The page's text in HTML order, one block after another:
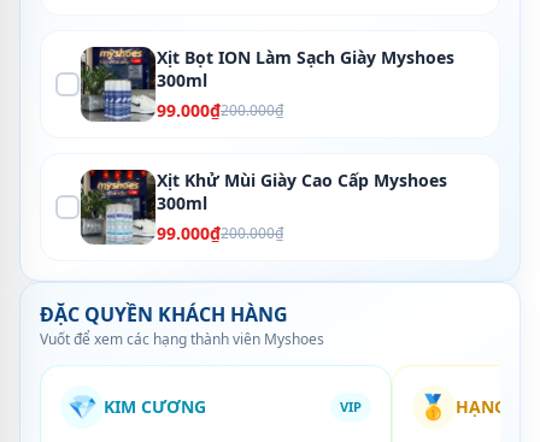
Xịt Bọt ION Làm Sạch Giày Myshoes
300ml
99.000₫200.000₫
Xịt Khử Mùi Giày Cao Cấp Myshoes
300ml
99.000₫200.000₫
ĐẶC QUYỀN KHÁCH HÀNG
Vuốt để xem các hạng thành viên Myshoes
💎 KIM CƯƠNG VIP 🥇 HẠNG